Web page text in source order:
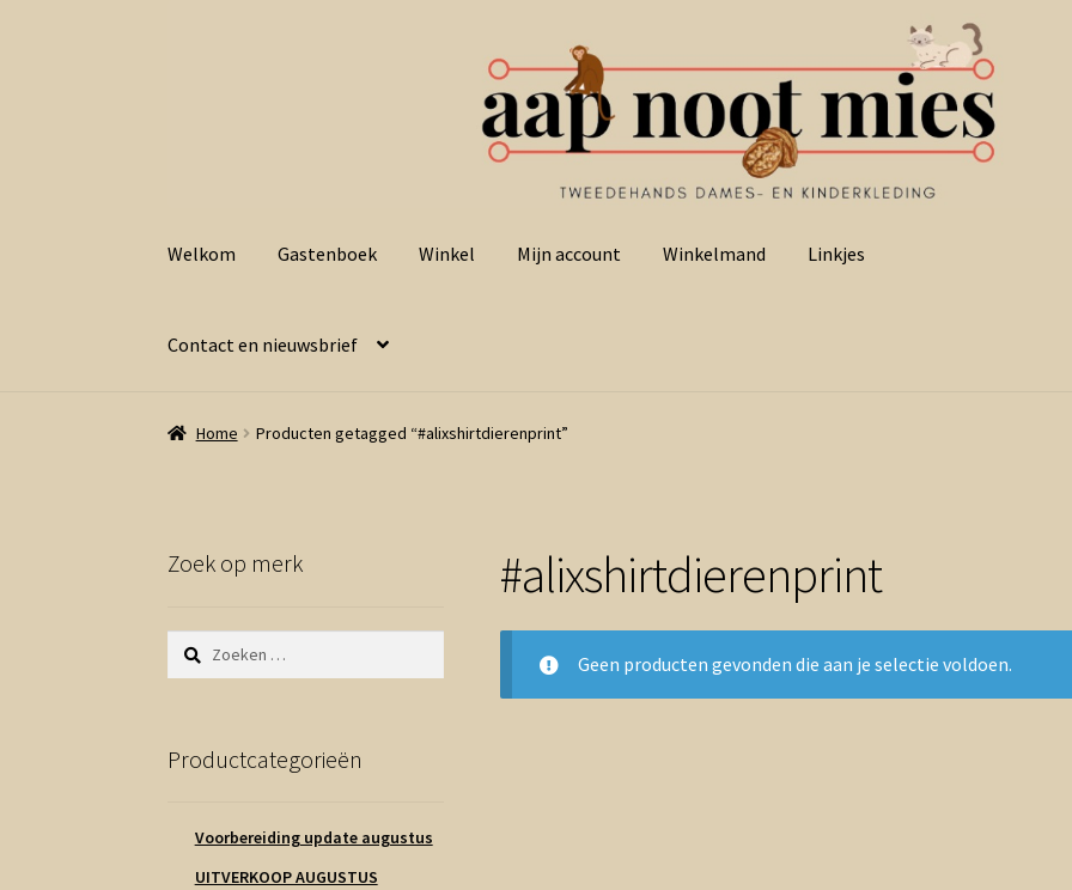
door
naar
Welkom Gastenboek Winkel Mijn account Winkelmand Linkjes
Contact en nieuwsbrief
Home Producten getagged “#alixshirtdierenprint”
#alixshirtdierenprint
Geen producten gevonden die aan je selectie voldoen.
Zoek op merk
Zoeken
naar:
Productcategorieën
Voorbereiding update augustus
UITVERKOOP AUGUSTUS